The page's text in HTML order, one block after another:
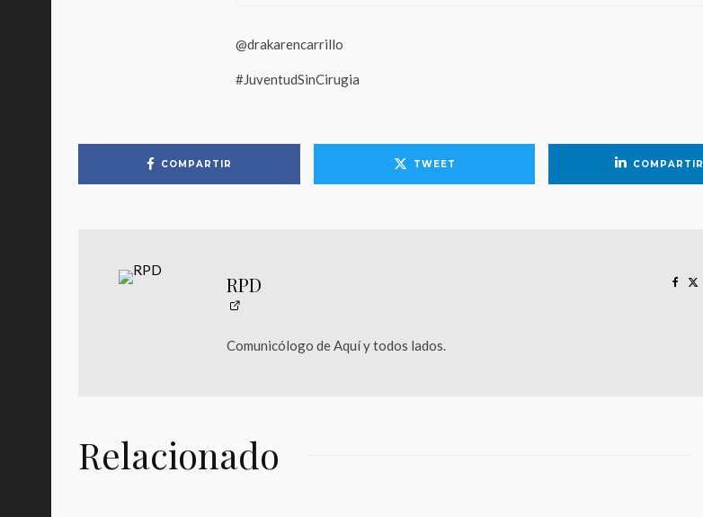
@drakarencarrillo
#JuventudSinCirugia
COMPARTIR TWEET COMPARTIR
RPD
Comunicólogo de Aquí y todos lados.
Relacionado